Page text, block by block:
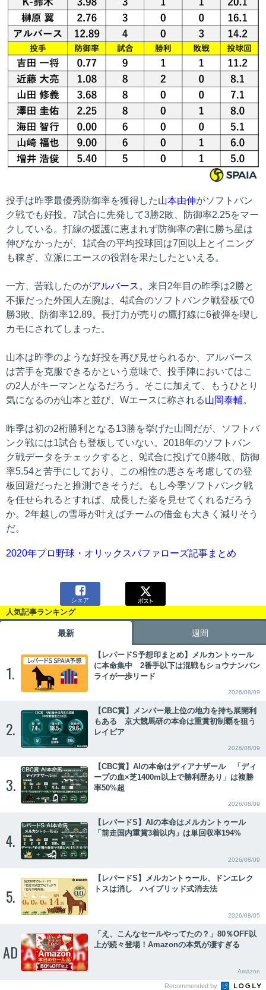
投手は昨季最優秀防御率を獲得した山本由伸がソフトバン
ク戦でも好投。7試合に先発して3勝2敗、防御率2.25をマー
クしている。打線の援護に恵まれず防御率の割に勝ち星は
伸びなかったが、1試合の平均投球回は7回以上とイニング
も稼ぎ、立派にエースの役割を果たしたといえる。
一方、苦戦したのがアルバース 。来日2年目の昨季は2勝と
不振だった外国人左腕は、4試合のソフトバンク戦登板で0
勝3敗、防御率12.89。長打力が売りの鷹打線に6被弾を喫し
カモにされてしまった。
山本は昨季のような好投を再び見せられるか、アルバース
は苦手を克服できるかという意味で、投手陣においてはこ
の2人がキーマンとなるだろう。そこに加えて、もうひとり
気になるのが山本と並び、Wエースに称される山岡泰輔。
昨季は初の2桁勝利となる13勝を挙げた山岡だが、ソフトバ
ンク戦には1試合も登板していない。2018年のソフトバン
ク戦データをチェックすると、9試合に投げて0勝4敗、防御
率5.54と苦手にしており、この相性の悪さを考慮しての登
板回避だったと推測できそうだ。もし今季ソフトバンク戦
を任せられるとすれば、成長した姿を見せてくれるだろう
か。2年越しの雪辱が叶えばチームの借金も大きく減りそう
だ。
2020年プロ野球・オリックスバファローズ記事まとめ

シェア
人気記事ランキング
最新 週間
1.
【レパードS予想印まとめ】メルカントゥール
に本命集中 2番手以下は混戦もショウナンバン
ライが一歩リード
2026/08/09
2.
【CBC賞】メンバー最上位の地力を持ち展開利
もある 京大競馬研の本命は重賞初制覇を狙う
レイピア
2026/08/09
3.
【CBC賞】AIの本命はディアナザール 「ディ
ープの血×芝1400m以上で勝利歴あり」は複勝
率50%超
2026/08/09
4.
【レパードS】AIの本命はメルカントゥール
「前走国内重賞3着以内」は単回収率194%
2026/08/09
5.
【レパードS】メルカントゥール、ドンエレク
トスは消し ハイブリッド式消去法
2026/08/05
AD
「え、こんなセールやってたの？」80％OFF以
上が続々登場！Amazonの本気が凄すぎる
Amazon
Recommended by